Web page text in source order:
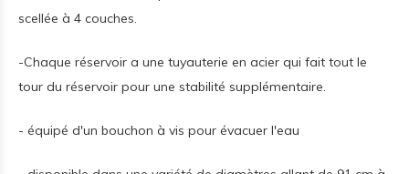
scellée à 4 couches.
-Chaque réservoir a une tuyauterie en acier qui fait tout le
tour du réservoir pour une stabilité supplémentaire.
- équipé d'un bouchon à vis pour évacuer l'eau